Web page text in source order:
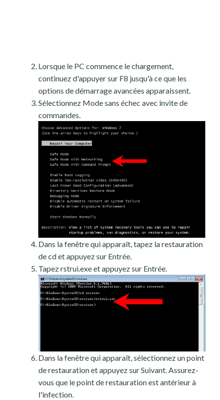
Lorsque le PC commence le chargement,
continuez d'appuyer sur F8 jusqu'à ce que les
options de démarrage avancées apparaissent.
Sélectionnez Mode sans échec avec invite de
commandes.
Dans la fenêtre qui apparaît, tapez la restauration
de cd et appuyez sur Entrée.
Tapez rstrui.exe et appuyez sur Entrée.
Dans la fenêtre qui apparaît, sélectionnez un point
de restauration et appuyez sur Suivant. Assurez-
vous que le point de restauration est antérieur à
l'infection.